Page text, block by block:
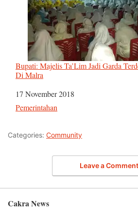
Bupati: Majelis Ta’Lim Jadi Garda
Di Malra
Tanggal
17 November 2018
Sehubungan dengan
Pemerintahan
Categories: Community
Leave a Comment
Cakra News